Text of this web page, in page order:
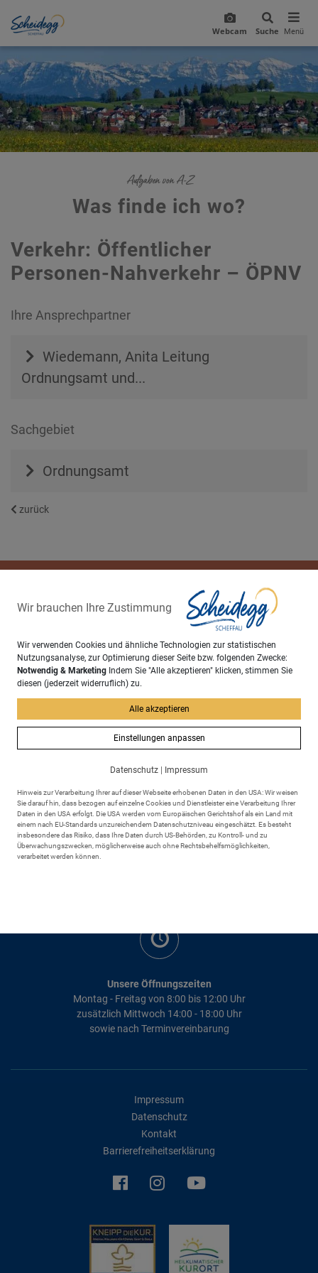
Webcam Suche Menü
Aufgaben von A-Z
Was finde ich wo?
Verkehr: Öffentlicher
Personen-Nahverkehr – ÖPNV
Ihre Ansprechpartner
Wiedemann, Anita Leitung
Ordnungsamt und...
Sachgebiet
Ordnungsamt
zurück
Adresse
Markt Scheidegg
Rathausplatz 6
88175 Scheidegg
Kontakt
+49 8381 895 - 0
Unsere Öffnungszeiten
Montag - Freitag von 8:00 bis 12:00 Uhr
zusätzlich Mittwoch 14:00 - 18:00 Uhr
sowie nach Terminvereinbarung
Impressum
Datenschutz
Kontakt
Barrierefreiheitserklärung
Wir brauchen Ihre Zustimmung
Wir verwenden Cookies und ähnliche Technologien zur statistischen
Nutzungsanalyse, zur Optimierung dieser Seite bzw. folgenden Zwecke:
Notwendig & Marketing Indem Sie "Alle akzeptieren" klicken, stimmen Sie
diesen (jederzeit widerruflich) zu.
Alle akzeptieren
Einstellungen anpassen
Datenschutz Impressum
Hinweis zur Verarbeitung Ihrer auf dieser Webseite erhobenen Daten in den USA: Wir weisen
Sie darauf hin, dass bezogen auf einzelne Cookies und Dienstleister eine Verarbeitung Ihrer
Daten in den USA erfolgt. Die USA werden vom Europäischen Gerichtshof als ein Land mit
einem nach EU-Standards unzureichendem Datenschutzniveau eingeschätzt. Es besteht
insbesondere das Risiko, dass Ihre Daten durch US-Behörden, zu Kontroll- und zu
Überwachungszwecken, möglicherweise auch ohne Rechtsbehelfsmöglichkeiten,
verarbeitet werden können.